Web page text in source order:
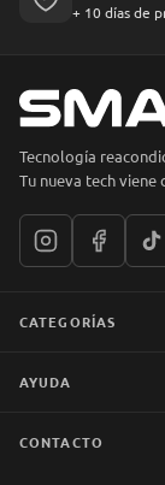
+ 10 días de
Tecnología
Tu nueva tech viene
CATEGORÍAS
AYUDA
CONTACTO